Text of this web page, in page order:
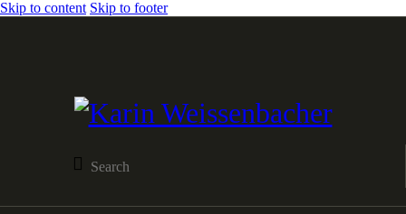
Skip to content Skip to footer